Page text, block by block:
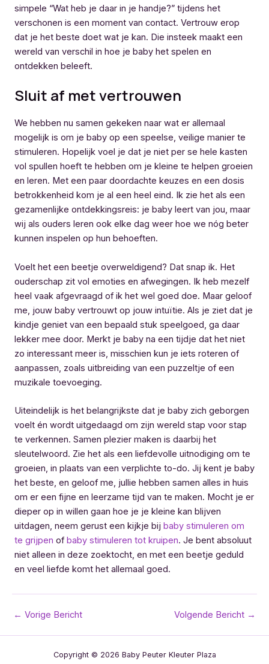
simpele “Wat heb je daar in je handje?” tijdens het
verschonen is een moment van contact. Vertrouw erop
dat je het beste doet wat je kan. Die insteek maakt een
wereld van verschil in hoe je baby het spelen en
ontdekken beleeft.
Sluit af met vertrouwen
We hebben nu samen gekeken naar wat er allemaal
mogelijk is om je baby op een speelse, veilige manier te
stimuleren. Hopelijk voel je dat je niet per se hele kasten
vol spullen hoeft te hebben om je kleine te helpen groeien
en leren. Met een paar doordachte keuzes en een dosis
betrokkenheid kom je al een heel eind. Ik zie het als een
gezamenlijke ontdekkingsreis: je baby leert van jou, maar
wij als ouders leren ook elke dag weer hoe we nóg beter
kunnen inspelen op hun behoeften.
Voelt het een beetje overweldigend? Dat snap ik. Het
ouderschap zit vol emoties en afwegingen. Ik heb mezelf
heel vaak afgevraagd of ik het wel goed doe. Maar geloof
me, jouw baby vertrouwt op jouw intuïtie. Als je ziet dat je
kindje geniet van een bepaald stuk speelgoed, ga daar
lekker mee door. Merkt je baby na een tijdje dat het niet
zo interessant meer is, misschien kun je iets roteren of
aanpassen, zoals uitbreiding van een puzzeltje of een
muzikale toevoeging.
Uiteindelijk is het belangrijkste dat je baby zich geborgen
voelt én wordt uitgedaagd om zijn wereld stap voor stap
te verkennen. Samen plezier maken is daarbij het
sleutelwoord. Zie het als een liefdevolle uitnodiging om te
groeien, in plaats van een verplichte to-do. Jij kent je baby
het beste, en geloof me, jullie hebben samen alles in huis
om er een fijne en leerzame tijd van te maken. Mocht je er
dieper op in willen gaan hoe je je kleine kan blijven
uitdagen, neem gerust een kijkje bij baby stimuleren om
te grijpen of baby stimuleren tot kruipen. Je bent absoluut
niet alleen in deze zoektocht, en met een beetje geduld
en veel liefde komt het allemaal goed.
Bericht
← Vorige Bericht Volgende Bericht →
Copyright © 2026 Baby Peuter Kleuter Plaza